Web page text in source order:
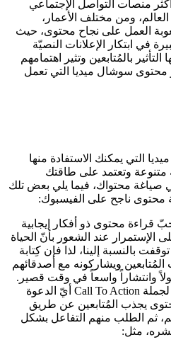
منصات التواصل الإجتماعي
ومن مختلف الأعمار،
العمل على نجاح محتوى، حيث
في ابتكار الإعلانات النصيّة
بالمُتابعين وتثير اهتمامهم
محتوى سوشال ميديا التي تعمل
التي يمكنك الاستفادة منها
وتعتمد على طاقتك
في صياغة محتواك، فيما يلي بعض تلك
محتوى ناجح على الفيسبوك:
قراءة محتوى ذو أفكار إيجابية
الإستمرار عند الشعور بأنّ الحياة
بالنسبة إلينا، لذا فإن كِتابة
ويشاركونه مع أصدقائهم
وانتشاراً واسعاً في وقت قصير.
محتوى CTA، هو اختصار لجملة Call To Action أيّ الدعوة
يجذب المُتابعين عن طريق
ثم الطلب منهم التفاعل بشكل
مثل: